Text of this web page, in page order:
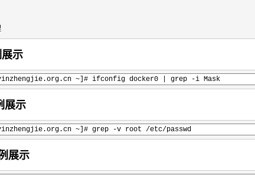
示
~]# ifconfig docker0 | grep -i Mask #取
展示
~]# grep -v root /etc/passwd
展示